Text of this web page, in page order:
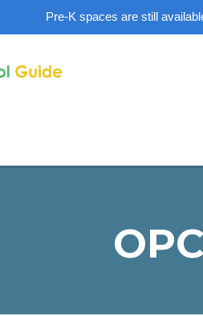
Pre-K spaces are still